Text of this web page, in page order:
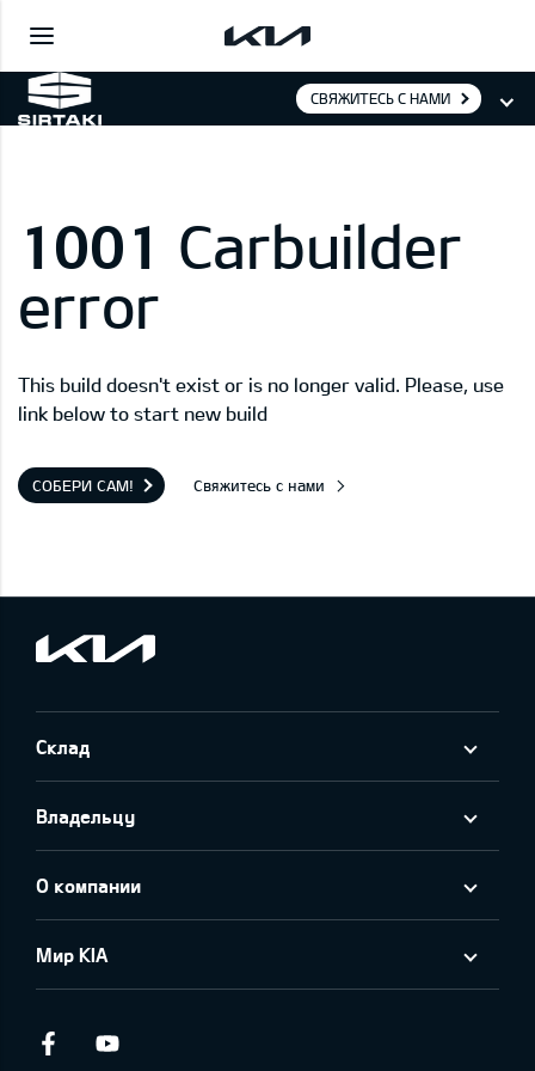
СВЯЖИТЕСЬ С НАМИ
1001 Carbuilder
error
This build doesn't exist or is no longer valid. Please, use
link below to start new build
СОБЕРИ САМ! Свяжитесь с нами
Склад
Владельцу
О компании
Мир KIA
Facebook